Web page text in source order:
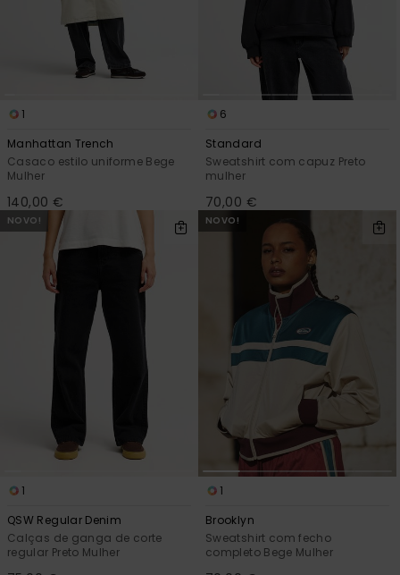
1
Manhattan Trench
Casaco estilo uniforme Bege
Mulher
140,00 €
6
Standard
Sweatshirt com capuz Preto
mulher
70,00 €
NOVO!
1
QSW Regular Denim
Calças de ganga de corte
regular Preto Mulher
NOVO!
1
Brooklyn
Sweatshirt com fecho
completo Bege Mulher